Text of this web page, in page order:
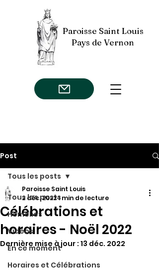
Paroisse Saint Louis
Pays de Vernon
Post
Tous les posts
Homélies
Vidéos
En ce moment
Horaires et Célébrations
Tous les posts
Célébrations et
horaires - Noël 2022
Paroisse Saint Louis
2 déc. 20221 min de lecture
Dernière mise à jour : 13 déc. 2022